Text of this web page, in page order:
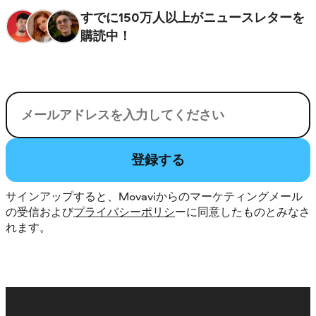
すでに150万人以上がニュースレターを
購読中！
電子メール
登録する
サインアップすると、Movaviからのマーケティングメール
の受信およびプライバシーポリシーに同意したものとみなさ
れます。